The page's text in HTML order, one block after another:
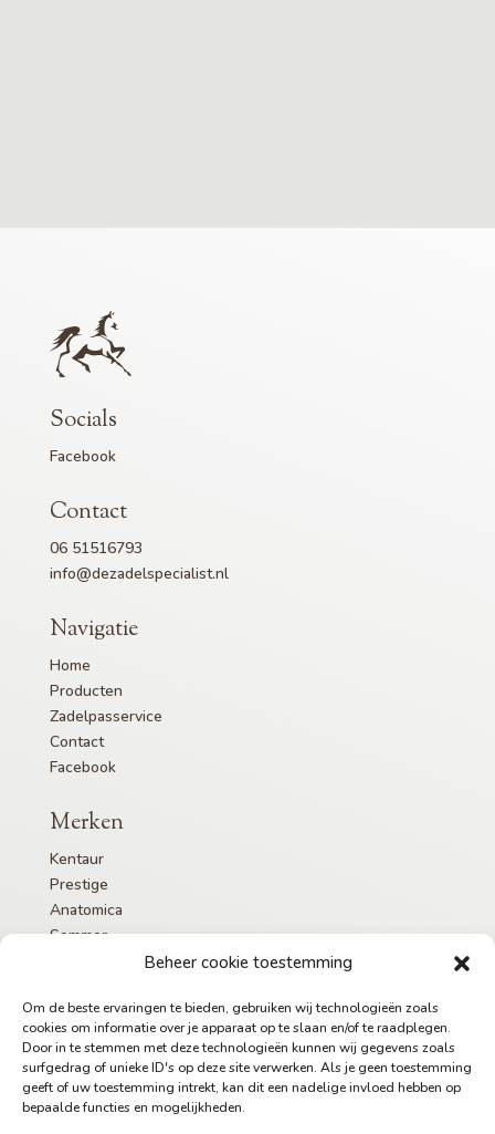
Beheer cookie toestemming
Om de beste ervaringen te bieden, gebruiken wij technologieën zoals
cookies om informatie over je apparaat op te slaan en/of te raadplegen.
Door in te stemmen met deze technologieën kunnen wij gegevens zoals
surfgedrag of unieke ID's op deze site verwerken. Als je geen toestemming
geeft of uw toestemming intrekt, kan dit een nadelige invloed hebben op
bepaalde functies en mogelijkheden.
Socials
Facebook
Contact
06 51516793
info@dezadelspecialist.nl
Navigatie
Home
Producten
Zadelpasservice
Contact
Facebook
Merken
Kentaur
Prestige
Anatomica
Sommer
Partners